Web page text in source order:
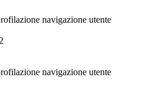
navigazione utente
navigazione utente